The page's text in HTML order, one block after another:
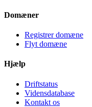
Domæner
Registrer domæne
Flyt domæne
Hjælp
Driftstatus
Vidensdatabase
Kontakt os